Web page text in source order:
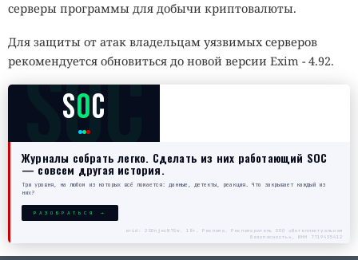
серверы программы для добычи криптовалюты.
Для защиты от атак владельцам уязвимых серверов
рекомендуется обновиться до новой версии Exim - 4.92.
SOC
SOC
Журналы собрать легко. Сделать из них работающий SOC
— совсем другая история.
Три уровня, на любом из которых всё ломается: данные, детекты, реакция. Что закрывает каждый из
них?
РАЗОБРАТЬСЯ →
erid: 2SDnjecN7Gw. 18+. Реклама. Рекламодатель ООО «Интеллектуальная
безопасность», ИНН 7719435412